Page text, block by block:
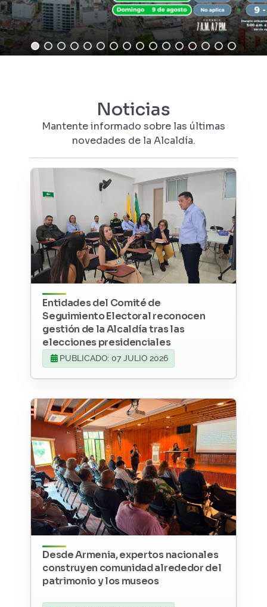
Noticias
Mantente informado sobre las últimas
novedades de la Alcaldía.
Entidades del Comité de
Seguimiento Electoral reconocen
gestión de la Alcaldía tras las
elecciones presidenciales
PUBLICADO: 07 JULIO 2026
Desde Armenia, expertos nacionales
construyen comunidad alrededor del
patrimonio y los museos